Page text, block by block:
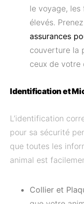
le voyage,
élevés.
assurances
couverture la
ceux de votre
Identification et
L’identification
pour sa sécurité
que toutes les
animal est
Collier et